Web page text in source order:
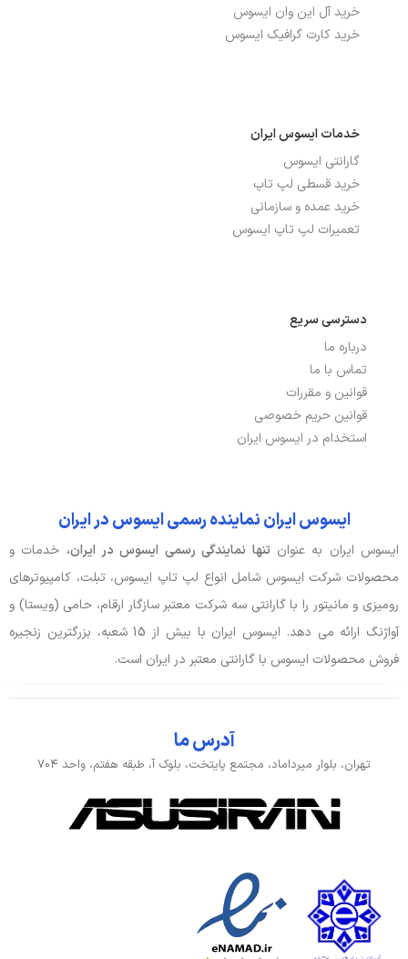
نرخ بروزرسانی 120Hz
بلوتوث
تعداد پورت USB 3.2
پورت USB TYPE-C
پورت شبکه ETHERNET
آداپتور باتری 180W, 20V, 9A
توضیحات باتری 73Wh
جک هدفون/ میکروفون جک 3.5 میلی متری
ورودی، کنترل و حسگرها
توضیحات تکمیلی کیبورد کیبورد زبان انگلیسی
حسگرها تشخیص چهره
مشخصات تاچ پد NumberPad ندارد
خرید آل این وان ایسوس
خرید کارت گرافیک ایسوس
خدمات ایسوس ایران
گارانتی ایسوس
خرید قسطی لپ تاپ
خرید عمده و سازمانی
تعمیرات لپ تاپ ایسوس
دسترسی سریع
درباره ما
تماس با ما
قوانین و مقررات
قوانین حریم خصوصی
استخدام در ایسوس ایران
ایسوس ایران نماینده رسمی ایسوس در ایران
ایسوس ایران به عنوان تنها نمایندگی رسمی ایسوس در ایران، خدمات و
محصولات شرکت ایسوس شامل انواع لپ تاپ ایسوس، تبلت، کامپیوترهای
رومیزی و مانیتور را با گارانتی سه شرکت معتبر سازگار ارقام، حامی (ویستا) و
آواژنگ ارائه می دهد. ایسوس ایران با بیش از 15 شعبه، بزرگترین زنجیره
فروش محصولات ایسوس با گارانتی معتبر در ایران است.
آدرس ما
تهران، بلوار میرداماد، مجتمع پایتخت، بلوک آ، طبقه هفتم، واحد ۷۰۴